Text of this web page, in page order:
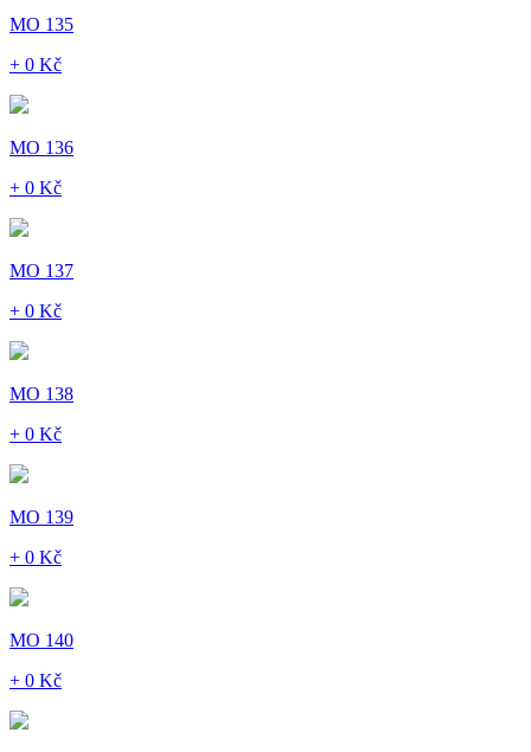
MO 135
+ 0 Kč
MO 136
+ 0 Kč
MO 137
+ 0 Kč
MO 138
+ 0 Kč
MO 139
+ 0 Kč
MO 140
+ 0 Kč